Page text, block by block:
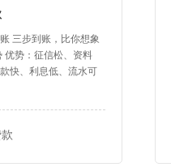
三步到账，比你想象
优势：征信松、资料
快、利息低、流水可